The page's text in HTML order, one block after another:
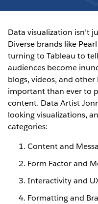
Data visualization isn’t
Diverse brands like
turning to Tableau to
audiences become
blogs, videos, and
important than ever to
content. Data Artist
looking visualizations,
categories:
Content and
Form Factor and
Interactivity and
Formatting and